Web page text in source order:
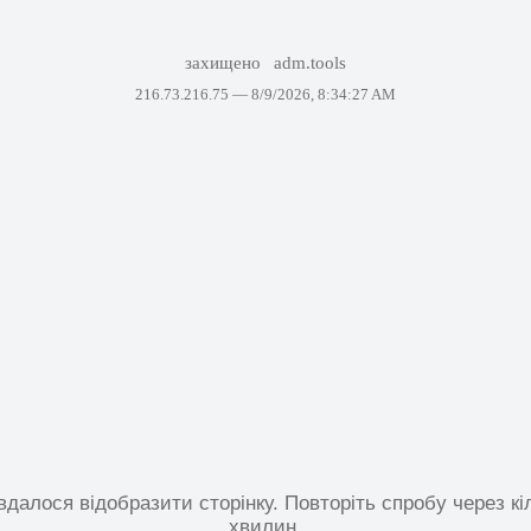
захищено adm.tools
216.73.216.75 — 8/9/2026, 8:34:27 AM
відобразити сторінку. Повторіть спробу через